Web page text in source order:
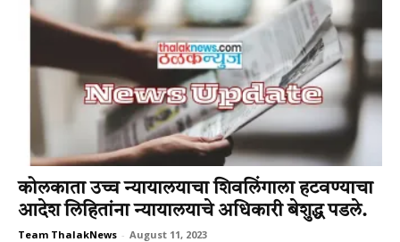
कोलकाता उच्च न्यायालयाचा शिवलिंगाला हटवण्याचा
आदेश लिहितांना न्यायालयाचे अधिकारी बेशुद्ध पडले.
Team ThalakNews - August 11, 2023